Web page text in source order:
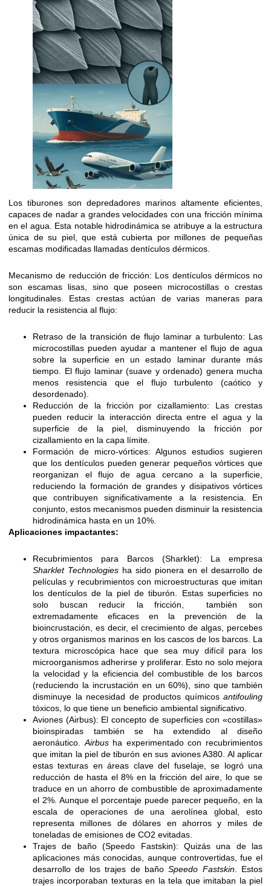
Los tiburones son depredadores marinos altamente eficientes,
capaces de nadar a grandes velocidades con una fricción mínima
en el agua. Esta notable hidrodinámica se atribuye a la estructura
única de su piel, que está cubierta por millones de pequeñas
escamas modificadas llamadas dentículos dérmicos.
Mecanismo de reducción de fricción: Los dentículos dérmicos no
son escamas lisas, sino que poseen microcostillas o crestas
longitudinales. Estas crestas actúan de varias maneras para
reducir la resistencia al flujo:
Retraso de la transición de flujo laminar a turbulento: Las
microcostillas pueden ayudar a mantener el flujo de agua
sobre la superficie en un estado laminar durante más
tiempo. El flujo laminar (suave y ordenado) genera mucha
menos resistencia que el flujo turbulento (caótico y
desordenado).
Reducción de la fricción por cizallamiento: Las crestas
pueden reducir la interacción directa entre el agua y la
superficie de la piel, disminuyendo la fricción por
cizallamiento en la capa límite.
Formación de micro-vórtices: Algunos estudios sugieren
que los dentículos pueden generar pequeños vórtices que
reorganizan el flujo de agua cercano a la superficie,
reduciendo la formación de grandes y disipativos vórtices
que contribuyen significativamente a la resistencia. En
conjunto, estos mecanismos pueden disminuir la resistencia
hidrodinámica hasta en un 10%.
Aplicaciones impactantes:
Recubrimientos para Barcos (Sharklet): La empresa
Sharklet Technologies ha sido pionera en el desarrollo de
películas y recubrimientos con microestructuras que imitan
los dentículos de la piel de tiburón. Estas superficies no
solo buscan reducir la fricción, también son
extremadamente eficaces en la prevención de la
bioincrustación, es decir, el crecimiento de algas, percebes
y otros organismos marinos en los cascos de los barcos. La
textura microscópica hace que sea muy difícil para los
microorganismos adherirse y proliferar. Esto no solo mejora
la velocidad y la eficiencia del combustible de los barcos
(reduciendo la incrustación en un 60%), sino que también
disminuye la necesidad de productos químicos antifouling
tóxicos, lo que tiene un beneficio ambiental significativo.
Aviones (Airbus): El concepto de superficies con «costillas»
bioinspiradas también se ha extendido al diseño
aeronáutico. Airbusha experimentado con recubrimientos
que imitan la piel de tiburón en sus aviones A380. Al aplicar
estas texturas en áreas clave del fuselaje, se logró una
reducción de hasta el 8% en la fricción del aire, lo que se
traduce en un ahorro de combustible de aproximadamente
el 2%. Aunque el porcentaje puede parecer pequeño, en la
escala de operaciones de una aerolínea global, esto
representa millones de dólares en ahorros y miles de
toneladas de emisiones de CO2 evitadas.
Trajes de baño (Speedo Fastskin): Quizás una de las
aplicaciones más conocidas, aunque controvertidas, fue el
desarrollo de los trajes de bañoSpeedo Fastskin. Estos
trajes incorporaban texturas en la tela que imitaban la piel